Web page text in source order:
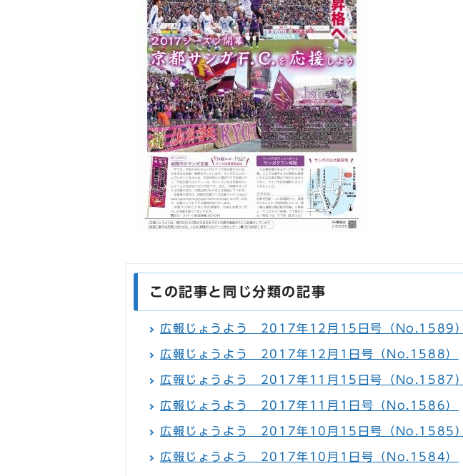
この記事と同じ分類の記事
広報じょうよう 2017年12月15日号（No.1589）
広報じょうよう 2017年12月1日号（No.1588）
広報じょうよう 2017年11月15日号（No.1587）
広報じょうよう 2017年11月1日号（No.1586）
広報じょうよう 2017年10月15日号（No.1585）
広報じょうよう 2017年10月1日号（No.1584）